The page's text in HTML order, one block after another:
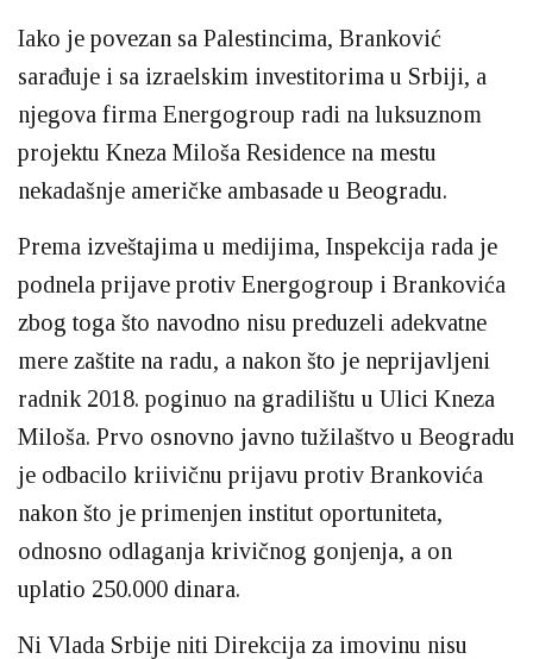
Iako je povezan sa Palestincima, Branković
sarađuje i sa izraelskim investitorima u Srbiji, a
njegova firma Energogroup radi na luksuznom
projektu Kneza Miloša Residence na mestu
nekadašnje američke ambasade u Beogradu.
Prema izveštajima u medijima, Inspekcija rada je
podnela prijave protiv Energogroup i Brankovića
zbog toga što navodno nisu preduzeli adekvatne
mere zaštite na radu, a nakon što je neprijavljeni
radnik 2018. poginuo na gradilištu u Ulici Kneza
Miloša. Prvo osnovno javno tužilaštvo u Beogradu
je odbacilo kriivičnu prijavu protiv Brankovića
nakon što je primenjen institut oportuniteta,
odnosno odlaganja krivičnog gonjenja, a on
uplatio 250.000 dinara.
Ni Vlada Srbije niti Direkcija za imovinu nisu